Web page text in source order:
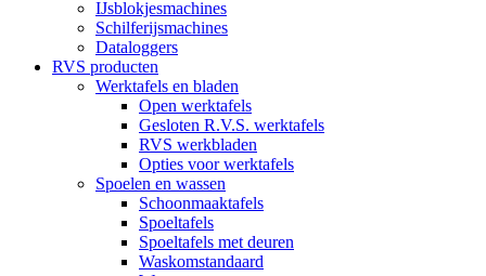
IJsblokjesmachines
Schilferijsmachines
Dataloggers
RVS producten
Werktafels en bladen
Open werktafels
Gesloten R.V.S. werktafels
RVS werkbladen
Opties voor werktafels
Spoelen en wassen
Schoonmaaktafels
Spoeltafels
Spoeltafels met deuren
Waskomstandaard